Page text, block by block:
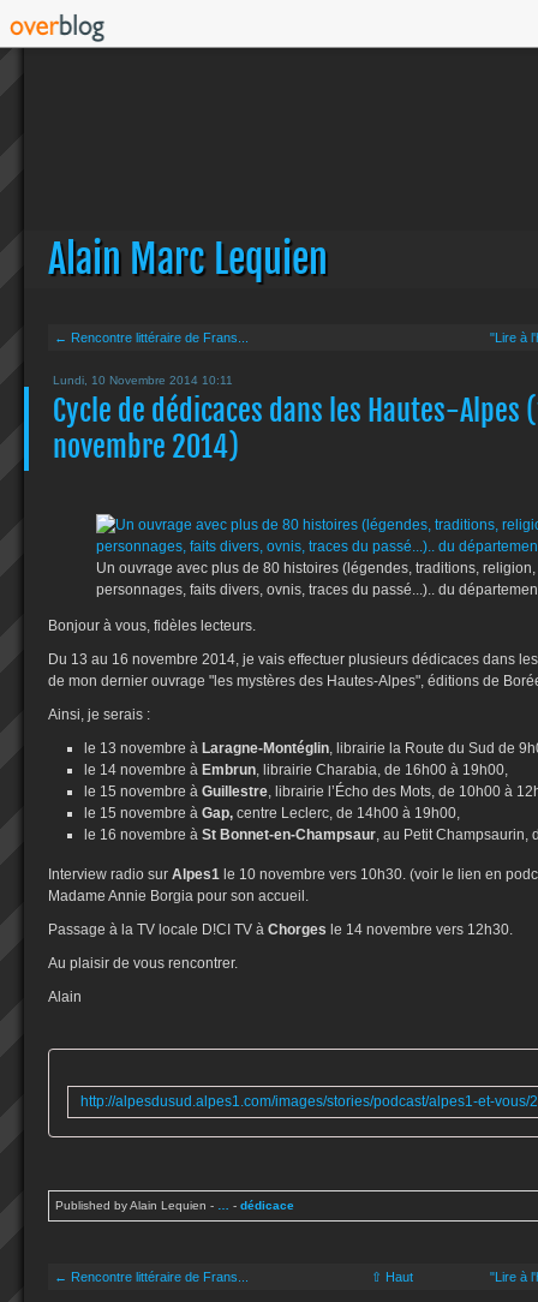
Alain Marc Lequien
← Rencontre littéraire de Frans... "Lire à
Lundi, 10 Novembre 2014 10:11
Cycle de dédicaces dans les Hautes-Alpes
novembre 2014)
Un ouvrage avec plus de 80 histoires (légendes, traditions,
personnages, faits divers, ovnis, traces du passé...).. du
Bonjour à vous, fidèles lecteurs.
Du 13 au 16 novembre 2014, je vais effectuer plusieurs dédicaces dans
de mon dernier ouvrage "les mystères des Hautes-Alpes", éditions de
Ainsi, je serais :
le 13 novembre à Laragne-Montéglin, librairie la Route du Sud de
le 14 novembre à Embrun, librairie Charabia, de 16h00 à 19h00,
le 15 novembre à Guillestre, librairie l’Écho des Mots, de 10h00 à
le 15 novembre à Gap, centre Leclerc, de 14h00 à 19h00,
le 16 novembre à St Bonnet-en-Champsaur, au Petit Champsaurin,
Interview radio sur Alpes1 le 10 novembre vers 10h30. (voir le lien en
Madame Annie Borgia pour son accueil.
Passage à la TV locale D!CI TV à Chorges le 14 novembre vers 12h30.
Au plaisir de vous rencontrer.
Alain
Published by Alain Lequien - - dédicace
← Rencontre littéraire de Frans... ⇧ Haut "Lire à